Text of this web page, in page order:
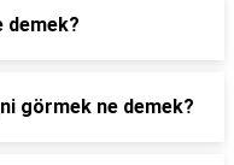
demek?
görmek ne demek?